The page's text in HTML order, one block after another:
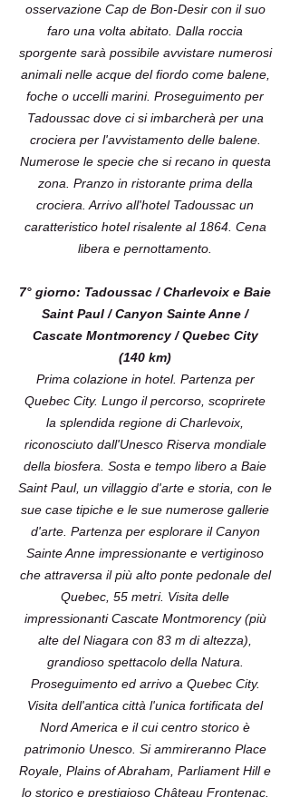
osservazione Cap de Bon-Desir con il suo
faro una volta abitato. Dalla roccia
sporgente sarà possibile avvistare numerosi
animali nelle acque del fiordo come balene,
foche o uccelli marini. Proseguimento per
Tadoussac dove ci si imbarcherà per una
crociera per l'avvistamento delle balene.
Numerose le specie che si recano in questa
zona. Pranzo in ristorante prima della
crociera. Arrivo all'hotel Tadoussac un
caratteristico hotel risalente al 1864. Cena
libera e pernottamento.
7° giorno: Tadoussac / Charlevoix e Baie
Saint Paul / Canyon Sainte Anne /
Cascate Montmorency / Quebec City
(140 km)
Prima colazione in hotel. Partenza per
Quebec City. Lungo il percorso, scoprirete
la splendida regione di Charlevoix,
riconosciuto dall'Unesco Riserva mondiale
della biosfera. Sosta e tempo libero a Baie
Saint Paul, un villaggio d'arte e storia, con le
sue case tipiche e le sue numerose gallerie
d'arte. Partenza per esplorare il Canyon
Sainte Anne impressionante e vertiginoso
che attraversa il più alto ponte pedonale del
Quebec, 55 metri. Visita delle
impressionanti Cascate Montmorency (più
alte del Niagara con 83 m di altezza),
grandioso spettacolo della Natura.
Proseguimento ed arrivo a Quebec City.
Visita dell'antica città l'unica fortificata del
Nord America e il cui centro storico è
patrimonio Unesco. Si ammireranno Place
Royale, Plains of Abraham, Parliament Hill e
lo storico e prestigioso Château Frontenac.